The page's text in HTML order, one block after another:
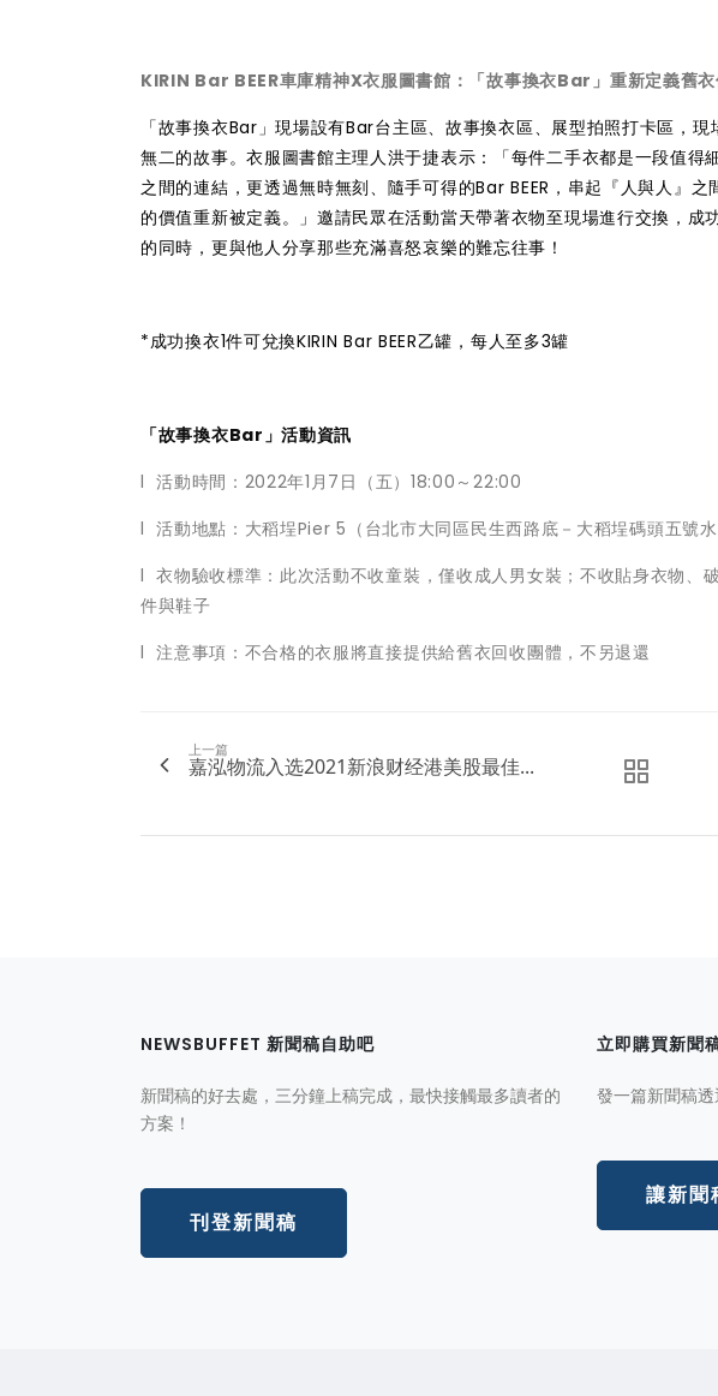
KIRIN Bar BEER車庫精神X衣服圖書館：「故事換衣Bar」重新定義舊
「故事換衣Bar」現場設有Bar台主區、故事換衣區、展型拍照打卡區，
無二的故事。衣服圖書館主理人洪于捷表示：「每件二手衣都是一段值得
之間的連結，更透過無時無刻、隨手可得的Bar BEER，串起『人與人』
的價值重新被定義。」邀請民眾在活動當天帶著衣物至現場進行交換，成
的同時，更與他人分享那些充滿喜怒哀樂的難忘往事！
*成功換衣1件可兌換KIRIN Bar BEER乙罐，每人至多3罐
「故事換衣Bar」活動資訊
l 活動時間：2022年1月7日（五）18:00～22:00
l 活動地點：大稻埕Pier 5（台北市大同區民生西路底－大稻埕碼頭五號水
l 衣物驗收標準：此次活動不收童裝，僅收成人男女裝；不收貼身衣物、
件與鞋子
l 注意事項：不合格的衣服將直接提供給舊衣回收團體，不另退還
上一篇
嘉泓物流入选2021新浪财经港美股最佳...
NEWSBUFFET 新聞稿自助吧
新聞稿的好去處，三分鐘上稿完成，最快接觸最多讀者的
方案！
刊登新聞稿
立即購買新聞
發一篇新聞稿
讓新聞